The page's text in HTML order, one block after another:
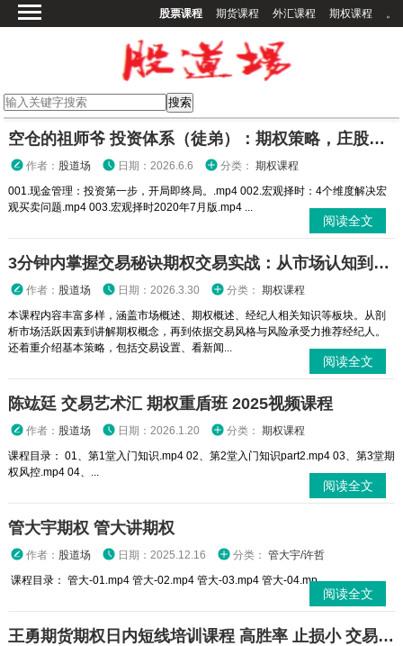
股票课程 期货课程 外汇课程 期权课程 。
期货课程
期权课程
外汇课程
高校课程
空仓的祖师爷 投资体系（徒弟）：期权策略，庄股策略
作者： 股道场 日期：2026.6.6 分类： 期权课程
001.现金管理：投资第一步，开局即终局。.mp4 002.宏观择时：4个维度解决宏
观买卖问题.mp4 003.宏观择时2020年7月版.mp4 ...
阅读全文
3分钟内掌握交易秘诀期权交易实战：从市场认知到策略执行全攻略
作者： 股道场 日期：2026.3.30 分类： 期权课程
本课程内容丰富多样，涵盖市场概述、期权概述、经纪人相关知识等板块。从剖
析市场活跃因素到讲解期权概念，再到依据交易风格与风险承受力推荐经纪人。
还着重介绍基本策略，包括交易设置、看新闻...
阅读全文
陈竑廷 交易艺术汇 期权重盾班 2025视频课程
作者： 股道场 日期：2026.1.20 分类： 期权课程
课程目录： 01、第1堂入门知识.mp4 02、第2堂入门知识part2.mp4 03、第3堂期
权风控.mp4 04、...
阅读全文
管大宇期权 管大讲期权
作者： 股道场 日期：2025.12.16 分类： 管大宇/许哲
课程目录： 管大-01.mp4 管大-02.mp4 管大-03.mp4 管大-04.mp...
阅读全文
王勇期货期权日内短线培训课程 高胜率 止损小 交易高手